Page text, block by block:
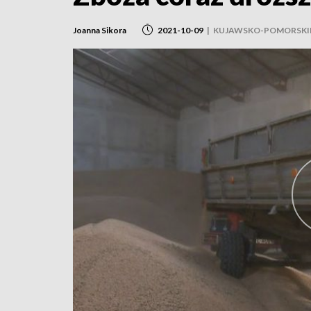
Joanna Sikora 2021-10-09 | KUJAWSKO-